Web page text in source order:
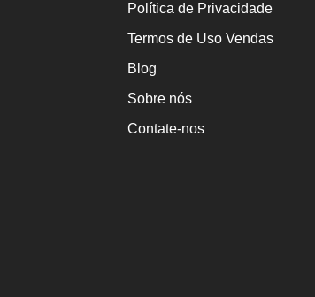
Política de Privacidade
Termos de Uso Vendas
Blog
Sobre nós
Contate-nos